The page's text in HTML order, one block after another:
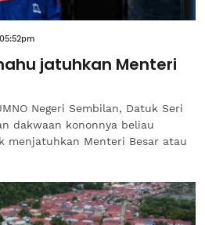
jatuhkan Menteri
Negeri Sembilan, Datuk Seri
dakwaan kononnya beliau
menjatuhkan Menteri Besar atau